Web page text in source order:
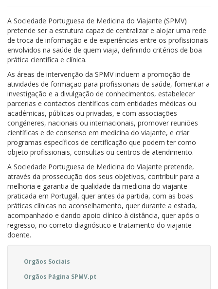
A Sociedade Portuguesa de Medicina do Viajante (SPMV)
pretende ser a estrutura capaz de centralizar e alojar uma rede
de troca de informação e de experiências entre os profissionais
envolvidos na saúde de quem viaja, definindo critérios de boa
prática científica e clínica.
As áreas de intervenção da SPMV incluem a promoção de
atividades de formação para profissionais de saúde, fomentar a
investigação e a divulgação de conhecimentos, estabelecer
parcerias e contactos científicos com entidades médicas ou
académicas, públicas ou privadas, e com associações
congéneres, nacionais ou internacionais, promover reuniões
científicas e de consenso em medicina do viajante, e criar
programas específicos de certificação que podem ter como
objeto profissionais, consultas ou centros de atendimento.
A Sociedade Portuguesa de Medicina do Viajante pretende,
através da prossecução dos seus objetivos, contribuir para a
melhoria e garantia de qualidade da medicina do viajante
praticada em Portugal, quer antes da partida, com as boas
práticas clínicas no aconselhamento, quer durante a estada,
acompanhado e dando apoio clínico à distância, quer após o
regresso, no correto diagnóstico e tratamento do viajante
doente.
Orgãos Sociais
Orgãos Página SPMV.pt